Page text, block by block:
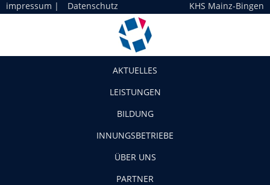
impressum | Datenschutz KHS Mainz-Bingen
AKTUELLES
LEISTUNGEN
BILDUNG
INNUNGSBETRIEBE
ÜBER UNS
PARTNER